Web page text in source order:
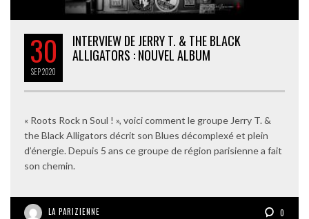
30
SEP2020
INTERVIEW DE JERRY T. & THE BLACK
ALLIGATORS : NOUVEL ALBUM
« Roots Rock n Soul ! », voici comment le groupe Jerry T. &
the Black Alligators décrit son Blues décomplexé et plein
d’énergie. Depuis 5 ans ce groupe de région parisienne a fait
son chemin.
LA PARIZIENNE 0